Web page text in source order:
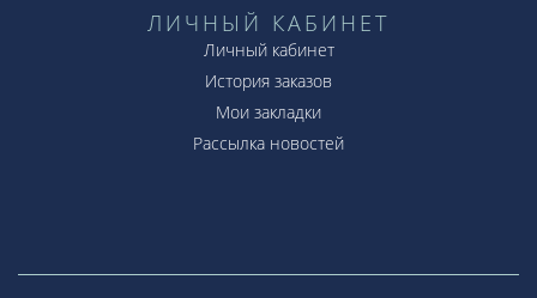
ЛИЧНЫЙ КАБИНЕТ
Личный кабинет
История заказов
Мои закладки
Рассылка новостей